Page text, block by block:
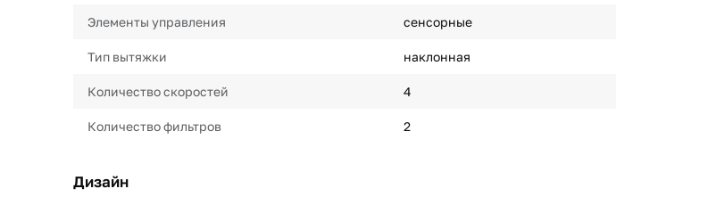
Элементы управления сенсорные
Тип вытяжки наклонная
Количество скоростей 4
Количество фильтров 2
Дизайн